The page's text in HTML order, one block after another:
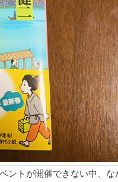
ントが開催できない中、な